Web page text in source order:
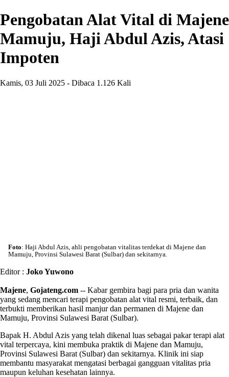
Pengobatan Alat Vital di Majene
Mamuju, Haji Abdul Azis, Atasi
Impoten
Kamis, 03 Juli 2025 - Dibaca 1.126 Kali
Foto: Haji Abdul Azis, ahli pengobatan vitalitas terdekat di Majene dan
Mamuju, Provinsi Sulawesi Barat (Sulbar) dan sekitarnya.
Editor : Joko Yuwono
Majene, Gojateng.com -- Kabar gembira bagi para pria dan wanita
yang sedang mencari terapi pengobatan alat vital resmi, terbaik, dan
terbukti memberikan hasil manjur dan permanen di Majene dan
Mamuju, Provinsi Sulawesi Barat (Sulbar).
Bapak H. Abdul Azis yang telah dikenal luas sebagai pakar terapi alat
vital terpercaya, kini membuka praktik di Majene dan Mamuju,
Provinsi Sulawesi Barat (Sulbar) dan sekitarnya. Klinik ini siap
membantu masyarakat mengatasi berbagai gangguan vitalitas pria
maupun keluhan kesehatan lainnya.